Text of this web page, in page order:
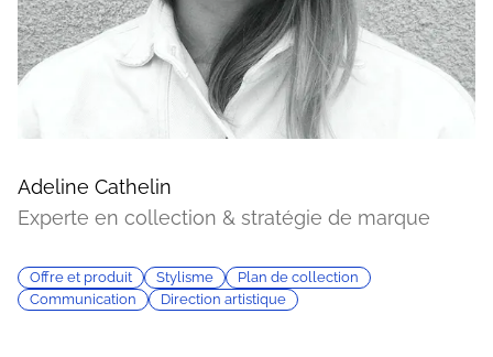
Adeline Cathelin
Experte en collection & stratégie de marque
Offre et produit Stylisme
Plan de collection
Communication
Direction artistique